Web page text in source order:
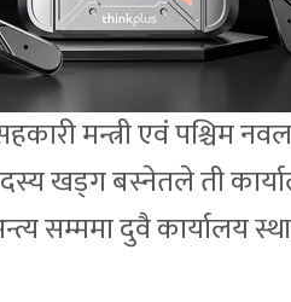
मन्त्री एवं पश्चिम
खड्ग बस्नेतले ती
सम्ममा दुवै कार्यालय